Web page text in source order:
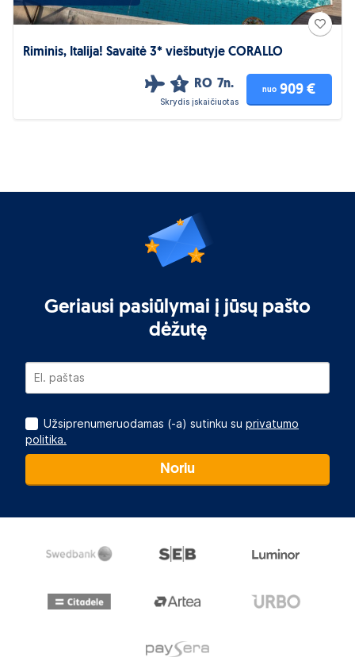
Riminis, Italija! Savaitė 3* viešbutyje CORALLO
3 RO 7n.
Skrydis įskaičiuotas
nuo 909 €
Geriausi pasiūlymai į jūsų pašto
dėžutę
Užsiprenumeruodamas (-a) sutinku su privatumo
politika.
Noriu